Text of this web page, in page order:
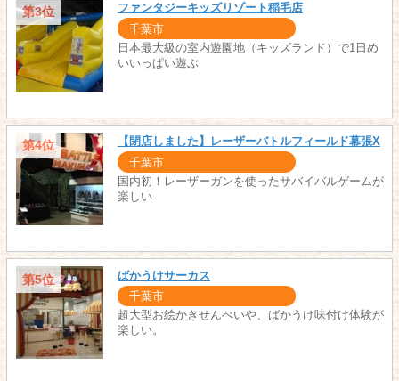
第3位 ファンタジーキッズリゾート稲毛店
千葉市
日本最大級の室内遊園地（キッズランド）で1日め
いいっぱい遊ぶ
第4位 【閉店しました】レーザーバトルフィールド幕張X
千葉市
国内初！レーザーガンを使ったサバイバルゲームが
楽しい
第5位 ばかうけサーカス
千葉市
超大型お絵かきせんべいや、ばかうけ味付け体験が
楽しい。